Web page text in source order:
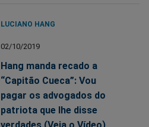
LUCIANO HANG
02/10/2019
Hang manda recado a
“Capitão Cueca”: Vou
pagar os advogados do
patriota que lhe disse